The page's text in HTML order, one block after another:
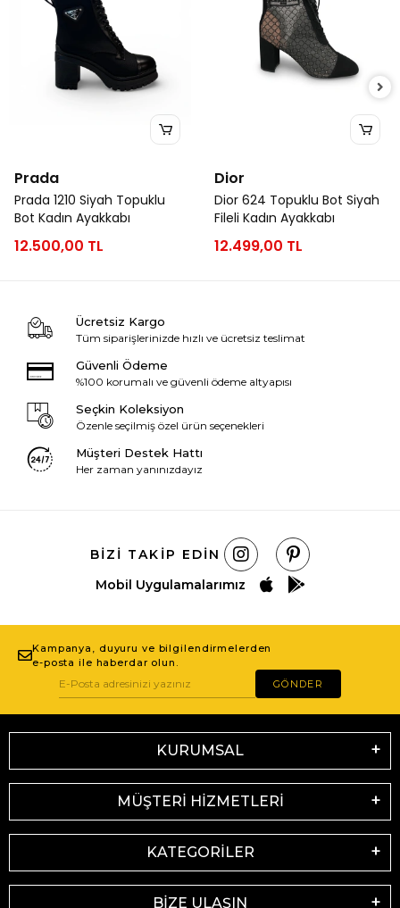
Prada
Prada 1210 Siyah Topuklu
Bot Kadın Ayakkabı
12.500,00 TL
Dior
Dior 624 Topuklu Bot Siyah
Fileli Kadın Ayakkabı
12.499,00 TL
Ücretsiz Kargo
Tüm siparişlerinizde hızlı ve ücretsiz teslimat
Güvenli Ödeme
%100 korumalı ve güvenli ödeme altyapısı
Seçkin Koleksiyon
Özenle seçilmiş özel ürün seçenekleri
Müşteri Destek Hattı
Her zaman yanınızdayız
BIZI TAKIP EDIN
Mobil Uygulamalarımız
Kampanya, duyuru ve bilgilendirmelerden
e-posta ile haberdar olun.
GÖNDER
KURUMSAL
MÜŞTERİ HİZMETLERİ
KATEGORİLER
BİZE ULAŞIN